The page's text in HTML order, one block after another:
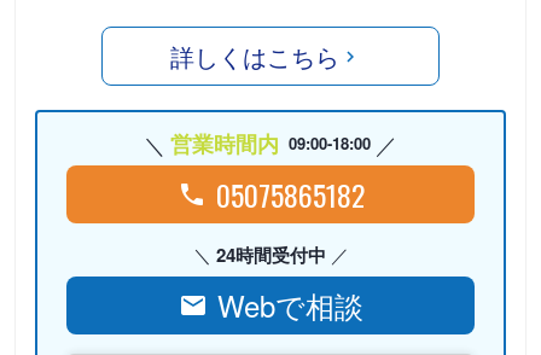
詳しくはこちら
営業時間内 09:00-18:00
05075865182
24時間受付中
Webで相談